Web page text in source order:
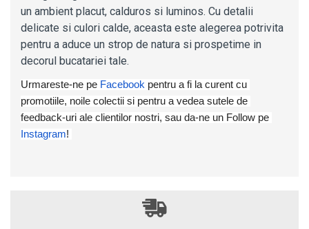
un ambient placut, calduros si luminos. Cu detalii
delicate si culori calde, aceasta este alegerea potrivita
pentru a aduce un strop de natura si prospetime in
decorul bucatariei tale.
Urmareste-ne pe Facebook pentru a fi la curent cu
promotiile, noile colectii si pentru a vedea sutele de
feedback-uri ale clientilor nostri,
Instagram!